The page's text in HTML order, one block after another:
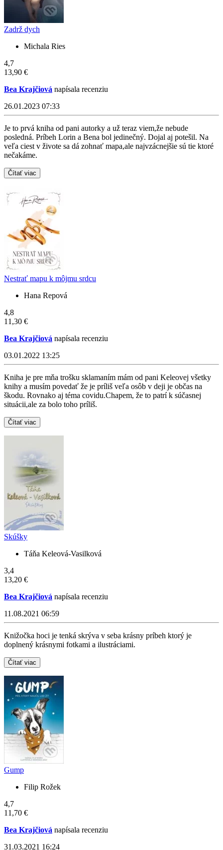
Zadrž dych
Michala Ries
4,7
13,90 €
Bea Krajčiová napísala recenziu
26.01.2023 07:33
Je to prvá kniha od pani autorky a už teraz viem,že nebude
posledná. Príbeh Lorin a Bena bol jedinečný. Dojal aj potešil. Na
veľa ciest v živote sa dá zohnať mapa,ale najvzácnejšie sú tie ktoré
nečakáme.
Čítať viac
Nestrať mapu k môjmu srdcu
Hana Repová
4,8
11,30 €
Bea Krajčiová napísala recenziu
03.01.2022 13:25
Kniha je pre mňa trošku sklamaním mám od pani Keleovej všetky
knihy a musím povedať že je príliš veľa osôb v deji je občas na
škodu. Rovnako aj téma covidu.Chapem, že to patrí k súčasnej
situácii,ale za bolo toho príliš.
Čítať viac
Skúšky
Táňa Keleová-Vasilková
3,4
13,20 €
Bea Krajčiová napísala recenziu
11.08.2021 06:59
Knižočka hoci je tenká skrýva v seba krásny príbeh ktorý je
doplnený krásnymi fotkami a ilustráciami.
Čítať viac
Gump
Filip Rožek
4,7
11,70 €
Bea Krajčiová napísala recenziu
31.03.2021 16:24